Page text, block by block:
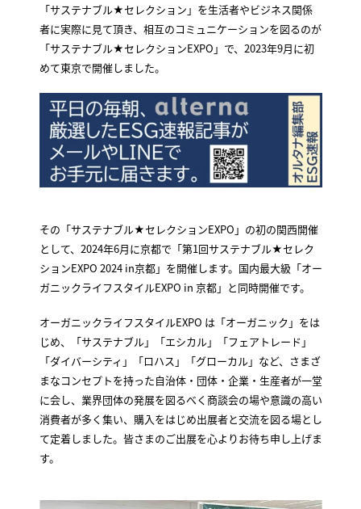
「サステナブル★セレクション」を生活者やビジネス関係
者に実際に見て頂き、相互のコミュニケーションを図るのが
「サステナブル★セレクションEXPO」で、2023年9月に初
めて東京で開催しました。
その「サステナブル★セレクションEXPO」の初の関西開催
として、2024年6月に京都で「第1回サステナブル★セレク
ションEXPO 2024 in京都」を開催します。国内最大級「オー
ガニックライフスタイルEXPO in 京都」と同時開催です。
オーガニックライフスタイルEXPO は「オーガニック」をは
じめ、「サステナブル」「エシカル」「フェアトレード」
「ダイバーシティ」「ロハス」「グローカル」など、さまざ
まなコンセプトを持った自治体・団体・企業・生産者が一堂
に会し、業界団体の発展を図るべく商談会の場や意識の高い
消費者が多く集い、購入をはじめ出展者と交流を図る場とし
て定着しました。皆さまのご出展を心よりお待ち申し上げま
す。